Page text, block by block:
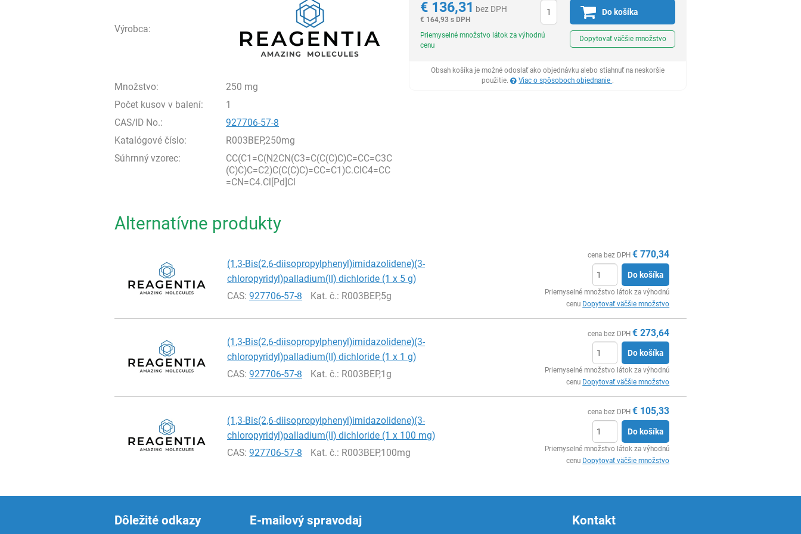
Výrobca:
Množstvo:
250 mg
Počet kusov v balení:
1
CAS/ID No.:
927706-57-8
Katalógové číslo:
R003BEP,250mg
Súhrnný vzorec:
CC(C1=C(N2CN(C3=C(C(C)C)C=CC=C3C
(C)C)C=C2)C(C(C)C)=CC=C1)C.ClC4=CC
=CN=C4.Cl[Pd]Cl
€136,31 bez DPH
€ 164,93 s DPH
Ks
Do košíka
Priemyselné množstvo látok za výhodnú
cenu
Dopytovať väčšie množstvo
Obsah košíka je možné odoslať ako objednávku alebo stiahnuť na neskoršie
použitie.
Viac o spôsoboch objednanie .
Alternatívne produkty
(1,3-Bis(2,6-diisopropylphenyl)imidazolidene)(3-
chloropyridyl)palladium(II) dichloride (1 x 5 g)
CAS:927706-57-8 Kat. č.: R003BEP,5g
cena bez DPH € 770,34
Do košíka
Priemyselné množstvo látok za výhodnú
cenu Dopytovať väčšie množstvo
(1,3-Bis(2,6-diisopropylphenyl)imidazolidene)(3-
chloropyridyl)palladium(II) dichloride (1 x 1 g)
CAS:927706-57-8 Kat. č.: R003BEP,1g
cena bez DPH € 273,64
Do košíka
Priemyselné množstvo látok za výhodnú
cenu Dopytovať väčšie množstvo
(1,3-Bis(2,6-diisopropylphenyl)imidazolidene)(3-
chloropyridyl)palladium(II) dichloride (1 x 100 mg)
CAS:927706-57-8 Kat. č.: R003BEP,100mg
cena bez DPH € 105,33
Do košíka
Priemyselné množstvo látok za výhodnú
cenu Dopytovať väčšie množstvo
Dôležité odkazy E-mailový spravodaj Kontakt